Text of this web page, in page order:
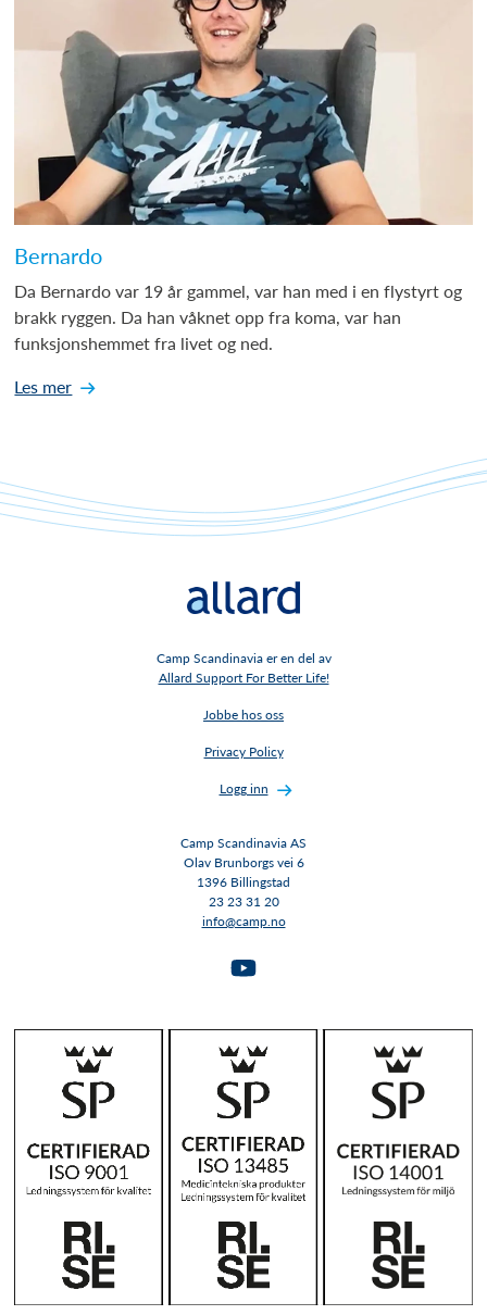
Bernardo
Da Bernardo var 19 år gammel, var han med i en flystyrt og
brakk ryggen. Da han våknet opp fra koma, var han
funksjonshemmet fra livet og ned.
Les mer
Camp Scandinavia er en del av
Allard Support For Better Life!
Jobbe hos oss
Privacy Policy
Logg inn
Camp Scandinavia AS
Olav Brunborgs vei 6
1396 Billingstad​​​​​​​
23 23 31 20
info@camp.no